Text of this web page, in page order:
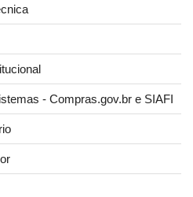
- Compras.gov.br e SIAFI